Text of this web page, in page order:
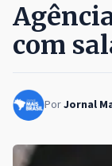
com
PorJornal